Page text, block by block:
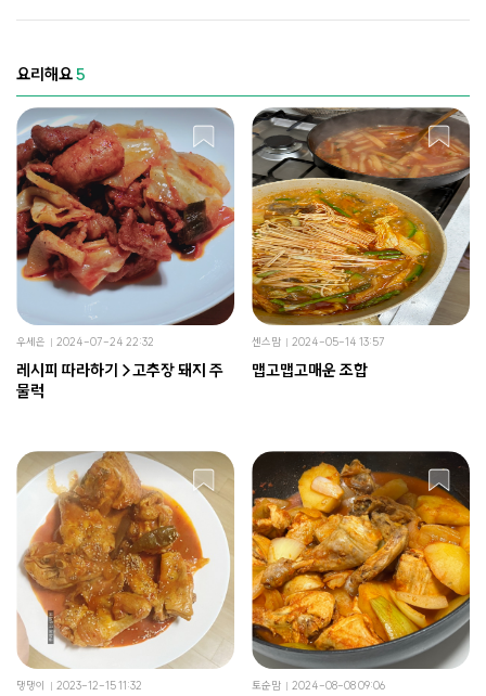
요리해요5
우세은 2024-07-24 22:32
레시피 따라하기 >고추장 돼지 주
물럭
센스맘 2024-05-14 13:57
맵고맵고매운 조합
댕댕이 2023-12-15 11:32 토순맘 2024-08-08 09:06